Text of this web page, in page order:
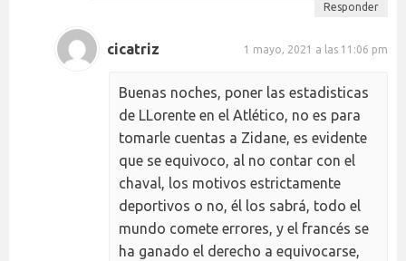
Responder
cicatriz 1 mayo, 2021 a las 11:06 pm
Buenas noches, poner las estadisticas
de LLorente en el Atlético, no es para
tomarle cuentas a Zidane, es evidente
que se equivoco, al no contar con el
chaval, los motivos estrictamente
deportivos o no, él los sabrá, todo el
mundo comete errores, y el francés se
ha ganado el derecho a equivocarse,